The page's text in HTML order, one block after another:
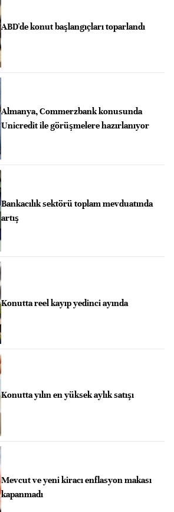
ABD'de konut başlangıçları toparlandı
Almanya, Commerzbank konusunda
Unicredit ile görüşmelere hazırlanıyor
Bankacılık sektörü toplam mevduatında
artış
Konutta reel kayıp yedinci ayında
Konutta yılın en yüksek aylık satışı
Mevcut ve yeni kiracı enflasyon makası
kapanmadı